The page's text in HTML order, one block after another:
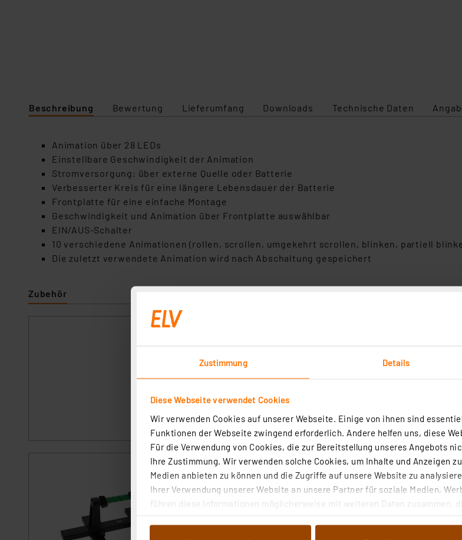
Zustimmung Details
Diese Webseite verwendet Cookies
Wir verwenden Cookies auf unserer Webseite. Einige von ihnen sind
Funktionen der Webseite zwingend erforderlich. Andere helfen uns, diese
Für die Verwendung von Cookies, die zur Bereitstellung unseres Angebots
Ihre Zustimmung. Wir verwenden solche Cookies, um Inhalte und Anzeigen
Medien anbieten zu können und die Zugriffe auf unsere Website zu
Ihrer Verwendung unserer Website an unsere Partner für soziale Medien,
führen diese Informationen möglicherweise mit weiteren Daten zusammen,
Beschreibung Bewertung Lieferumfang Downloads Technische Daten
Animation über 28 LEDs
Einstellbare Geschwindigkeit der Animation
Stromversorgung: über externe Quelle oder Batterie
Verbesserter Kreis für eine längere Lebensdauer der Batterie
Frontplatte für eine einfache Montage
Geschwindigkeit und Animation über Frontplatte auswählbar
EIN/AUS-Schalter
10 verschiedene Animationen (rollen, scrollen, umgekehrt scrollen, blinken, partiell
Die zuletzt verwendete Animation wird nach Abschaltung gespeichert
Zubehör
2 3 4
auf vorverzinnten Oberflächen in hoher Qualität.
sofort versandfertig - Lieferzeit: 1-2 Werktage²
ELV Platinenhalter, drehbar
Artikel-Nr. 127791
1 2 3 4 5 (7)
Macht das Arbeiten an Elektronikplatinen und kleinen Baugruppen
Platinenhalter hält die Platine sicher fest und ermöglicht das freie